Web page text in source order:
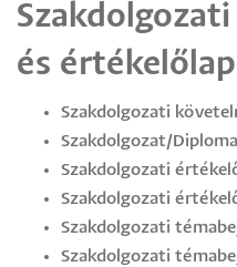
és
Szakdolgozati
Szakdolgozat/
Szakdolgozati
Szakdolgozati
Szakdolgozati
Szakdolgozati